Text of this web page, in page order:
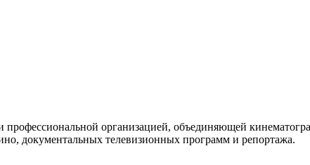
организацией, объединяющей
документальных телевизионных программ и репортажа.